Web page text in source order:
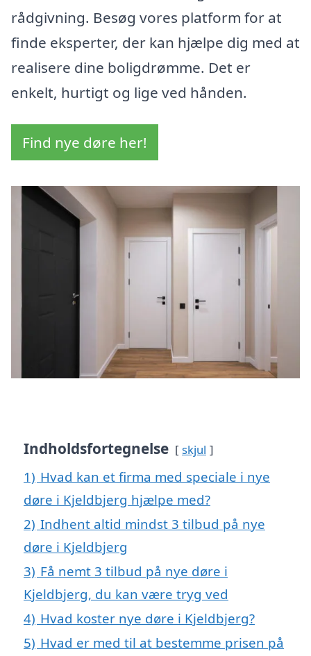
rådgivning. Besøg vores platform for at
finde eksperter, der kan hjælpe dig med at
realisere dine boligdrømme. Det er
enkelt, hurtigt og lige ved hånden.
Find nye døre her!
Indholdsfortegnelse skjul
1) Hvad kan et firma med speciale i nye
døre i Kjeldbjerg hjælpe med?
2) Indhent altid mindst 3 tilbud på nye
døre i Kjeldbjerg
3) Få nemt 3 tilbud på nye døre i
Kjeldbjerg, du kan være tryg ved
4) Hvad koster nye døre i Kjeldbjerg?
5) Hvad er med til at bestemme prisen på